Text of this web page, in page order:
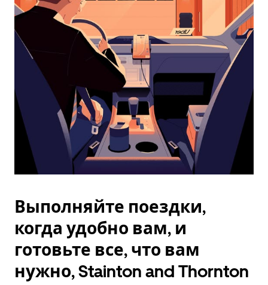
календарь,
нажмите
Esc.
Выполняйте поездки,
когда удобно вам, и
готовьте все, что вам
нужно, Stainton and Thornton